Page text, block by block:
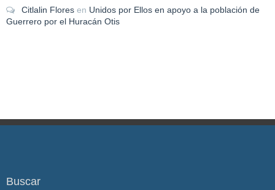
Citlalin Flores en Unidos por Ellos en apoyo a la población de
Guerrero por el Huracán Otis
Buscar